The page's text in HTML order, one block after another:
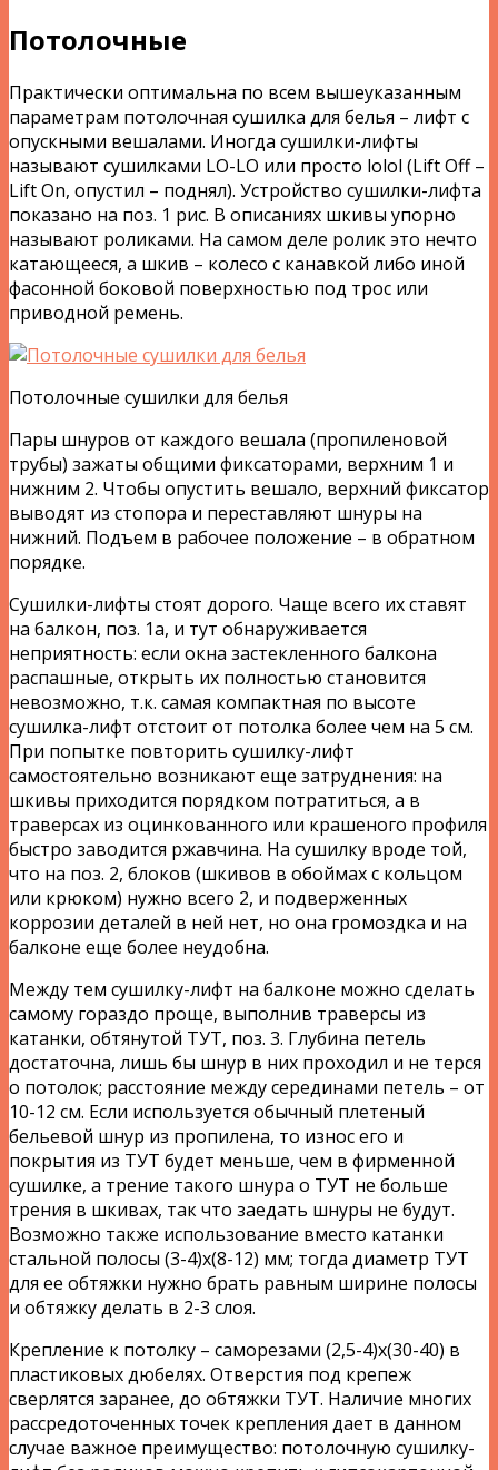
Потолочные
Практически оптимальна по всем вышеуказанным
параметрам потолочная сушилка для белья – лифт с
опускными вешалами. Иногда сушилки-лифты
называют сушилками LO-LO или просто lolol (Lift Off –
Lift On, опустил – поднял). Устройство сушилки-лифта
показано на поз. 1 рис. В описаниях шкивы упорно
называют роликами. На самом деле ролик это нечто
катающееся, а шкив – колесо с канавкой либо иной
фасонной боковой поверхностью под трос или
приводной ремень.
Потолочные сушилки для белья
Пары шнуров от каждого вешала (пропиленовой
трубы) зажаты общими фиксаторами, верхним 1 и
нижним 2. Чтобы опустить вешало, верхний фиксатор
выводят из стопора и переставляют шнуры на
нижний. Подъем в рабочее положение – в обратном
порядке.
Сушилки-лифты стоят дорого. Чаще всего их ставят
на балкон, поз. 1а, и тут обнаруживается
неприятность: если окна застекленного балкона
распашные, открыть их полностью становится
невозможно, т.к. самая компактная по высоте
сушилка-лифт отстоит от потолка более чем на 5 см.
При попытке повторить сушилку-лифт
самостоятельно возникают еще затруднения: на
шкивы приходится порядком потратиться, а в
траверсах из оцинкованного или крашеного профиля
быстро заводится ржавчина. На сушилку вроде той,
что на поз. 2, блоков (шкивов в обоймах с кольцом
или крюком) нужно всего 2, и подверженных
коррозии деталей в ней нет, но она громоздка и на
балконе еще более неудобна.
Между тем сушилку-лифт на балконе можно сделать
самому гораздо проще, выполнив траверсы из
катанки, обтянутой ТУТ, поз. 3. Глубина петель
достаточна, лишь бы шнур в них проходил и не терся
о потолок; расстояние между серединами петель – от
10-12 см. Если используется обычный плетеный
бельевой шнур из пропилена, то износ его и
покрытия из ТУТ будет меньше, чем в фирменной
сушилке, а трение такого шнура о ТУТ не больше
трения в шкивах, так что заедать шнуры не будут.
Возможно также использование вместо катанки
стальной полосы (3-4)х(8-12) мм; тогда диаметр ТУТ
для ее обтяжки нужно брать равным ширине полосы
и обтяжку делать в 2-3 слоя.
Крепление к потолку – саморезами (2,5-4)х(30-40) в
пластиковых дюбелях. Отверстия под крепеж
сверлятся заранее, до обтяжки ТУТ. Наличие многих
рассредоточенных точек крепления дает в данном
случае важное преимущество: потолочную сушилку-